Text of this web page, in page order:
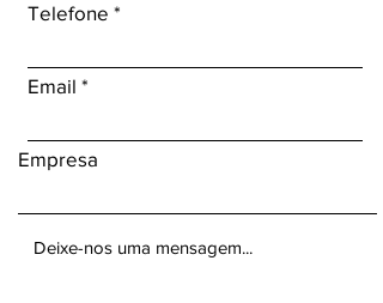
Telefone
Email
Empresa